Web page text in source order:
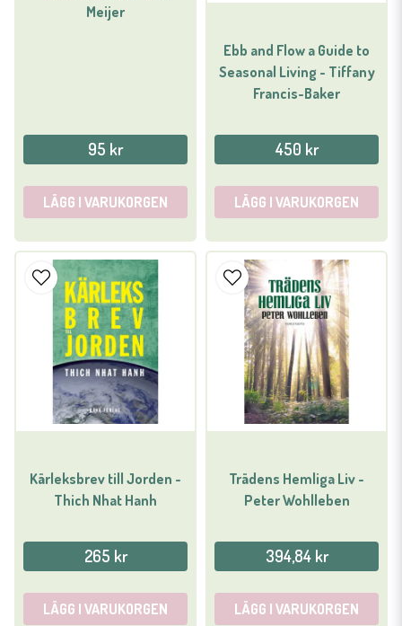
Meijer
95 kr
LÄGG I VARUKORGEN
Ebb and Flow a Guide to
Seasonal Living - Tiffany
Francis-Baker
450 kr
LÄGG I VARUKORGEN
Kärleksbrev till Jorden -
Thich Nhat Hanh
265 kr
LÄGG I VARUKORGEN
Trädens Hemliga Liv -
Peter Wohlleben
394,84 kr
LÄGG I VARUKORGEN